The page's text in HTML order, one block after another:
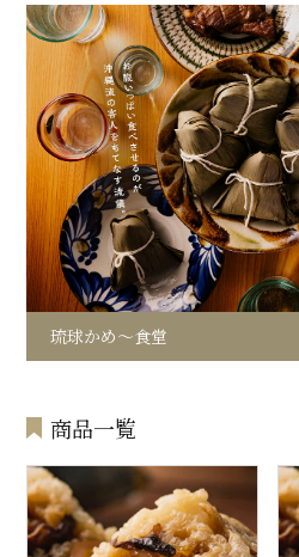
琉球かめ～食堂
商品一覧